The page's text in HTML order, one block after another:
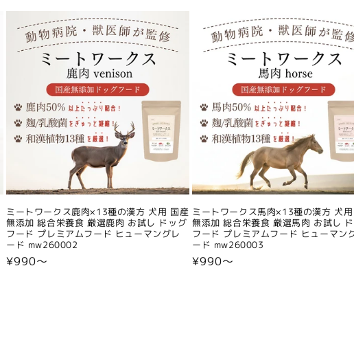
ミートワークス鹿肉×13種の漢方 犬用 国産
無添加 総合栄養食 厳選鹿肉 お試し ドッグ
フード プレミアムフード ヒューマングレ
ード mw260002
通
¥990〜
ミートワークス馬肉×13種の漢方 犬
無添加 総合栄養食 厳選馬肉 お試し
フード プレミアムフード ヒューマン
ード mw260003
通
¥990〜